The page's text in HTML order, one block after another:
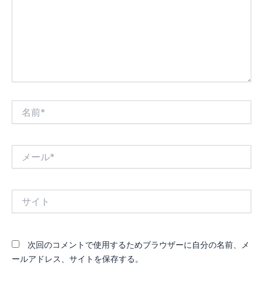
次回のコメントで使用するためブラウザーに自分の名前、メ
ールアドレス、サイトを保存する。